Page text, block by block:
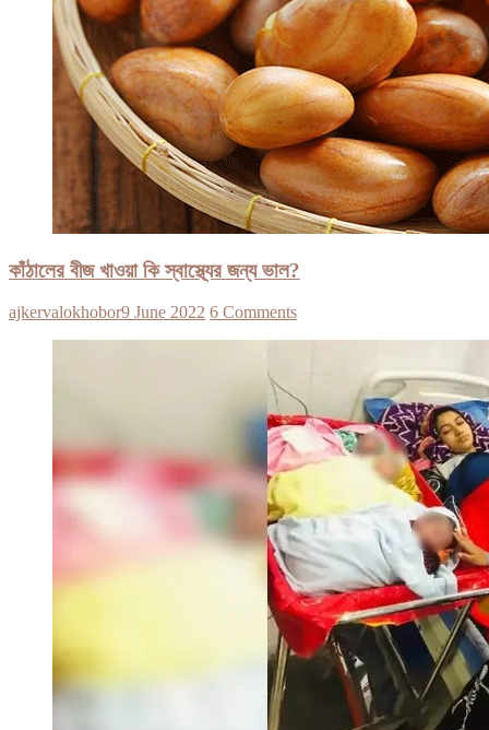
কাঁঠালের বীজ খাওয়া কি স্বাস্থ্যের জন্য ভাল?
ajkervalokhobor9 June 2022 6 Comments